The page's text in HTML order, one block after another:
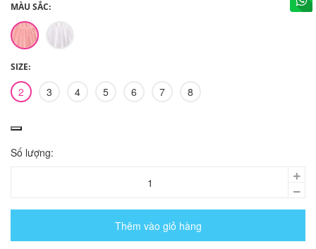
MÀU SẮC:
SIZE:
2 3 4 5 6 7 8
Số lượng:
Thêm vào giỏ hàng